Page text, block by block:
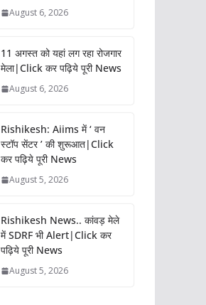
August 6, 2026
11 अगस्त को यहां लग रहा रोजगार
मेला|Click कर पढ़िये पूरी News
August 6, 2026
Rishikesh: Aiims में ‘ वन
स्टॉप सेंटर ’ की शुरूआत|Click
कर पढ़िये पूरी News
August 5, 2026
Rishikesh News.. कांवड़ मेले
में SDRF भी Alert|Click कर
पढ़िये पूरी News
August 5, 2026